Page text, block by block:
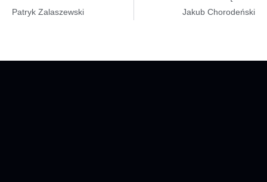
Patryk Zalaszewski Jakub Chorodeński